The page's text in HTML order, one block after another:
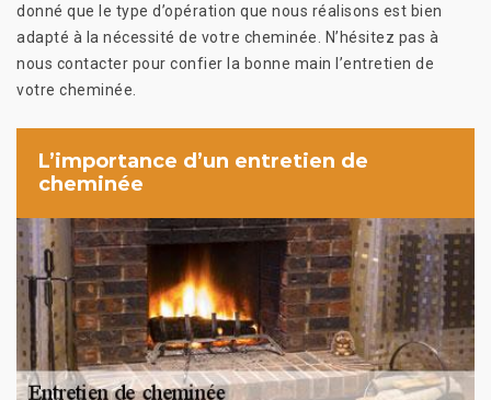
donné que le type d’opération que nous réalisons est bien
adapté à la nécessité de votre cheminée. N’hésitez pas à
nous contacter pour confier la bonne main l’entretien de
votre cheminée.
L’importance d’un entretien de
cheminée